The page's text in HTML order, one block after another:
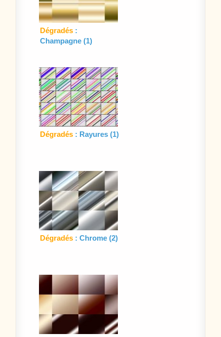
Dégradés :
Champagne (1)
Dégradés : Rayures (1)
Dégradés : Chrome (2)